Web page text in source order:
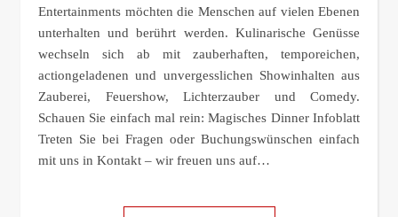
Entertainments möchten die Menschen auf vielen Ebenen
unterhalten und berührt werden. Kulinarische Genüsse
wechseln sich ab mit zauberhaften, temporeichen,
actiongeladenen und unvergesslichen Showinhalten aus
Zauberei, Feuershow, Lichterzauber und Comedy.
Schauen Sie einfach mal rein: Magisches Dinner Infoblatt
Treten Sie bei Fragen oder Buchungswünschen einfach
mit uns in Kontakt – wir freuen uns auf…